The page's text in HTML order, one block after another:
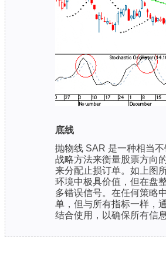
底线
抛物线 SAR 是一种相当
战略方法来衡量股票方向
来分配止损订单。如上图
环境中极具价值，但在盘
多错误信号。在任何策略
单，但与所有指标一样，
结合使用，以确保所有信